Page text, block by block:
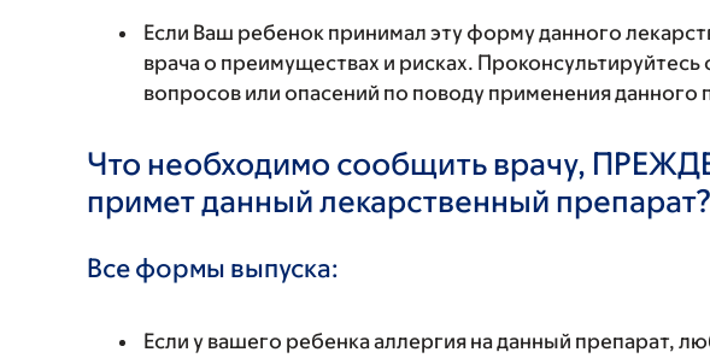
Если Ваш ребенок принимал эту форму данного
врача о преимуществах и рисках.
вопросов или опасений по поводу применения
Что необходимо сообщить врачу,
примет данный лекарственный препарат?
Все формы выпуска:
Если у вашего ребенка аллергия на данный препарат,